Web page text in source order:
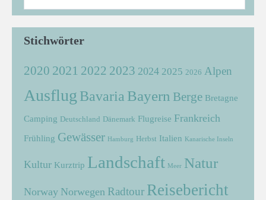
Stichwörter
2020 2021 2022 2023 2024 2025 2026 Alpen
Ausflug Bavaria Bayern Berge Bretagne
Camping Deutschland Dänemark Flugreise Frankreich
Frühling Gewässer Hamburg Herbst Italien Kanarische Inseln
Kultur Kurztrip Landschaft Meer Natur
Norway Norwegen Radtour Reisebericht